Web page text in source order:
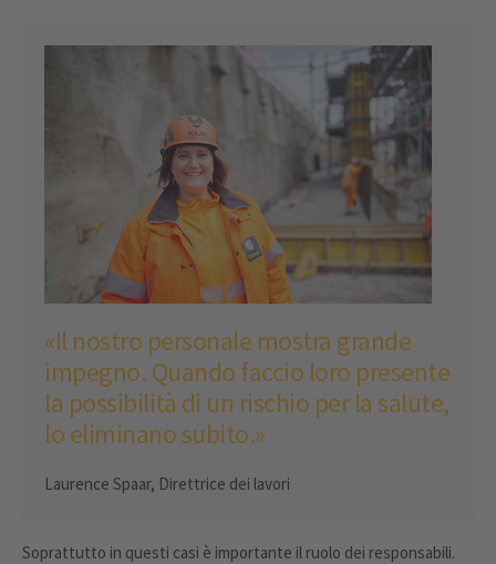
«Il nostro personale mostra grande
impegno. Quando faccio loro presente
la possibilità di un rischio per la salute,
lo eliminano subito.»
Laurence Spaar, Direttrice dei lavori
Soprattutto in questi casi è importante il ruolo dei responsabili.